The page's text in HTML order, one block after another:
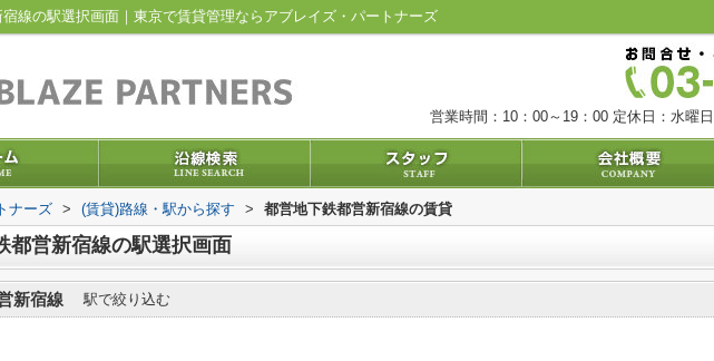
線の駅選択画面｜東京で賃貸管理ならアブレイズ・パートナーズ
営業時間：10：00～19：00 定休日：水曜
ナーズ > (賃貸)路線・駅から探す > 都営地下鉄都営新宿線の賃貸
都営新宿線の駅選択画面
新宿線 駅で絞り込む